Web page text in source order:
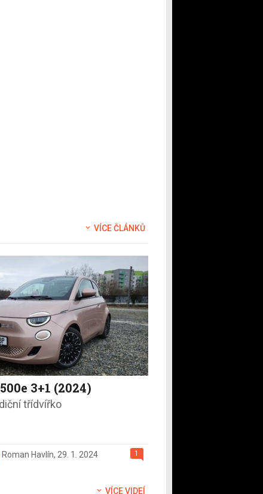
VÍCE ČLÁNKŮ
3+1 (2024)
třídvířko
1
Roman Havlín, 29. 1. 2024
VÍCE VIDEÍ